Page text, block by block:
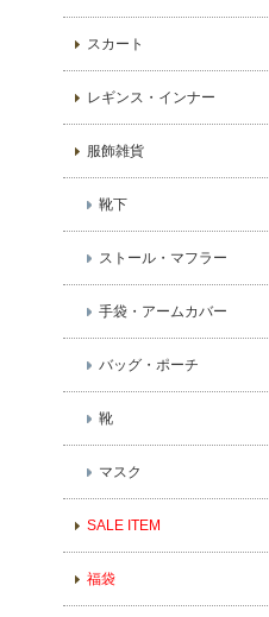
スカート
レギンス・インナー
服飾雑貨
靴下
ストール・マフラー
手袋・アームカバー
バッグ・ポーチ
靴
マスク
SALE ITEM
福袋